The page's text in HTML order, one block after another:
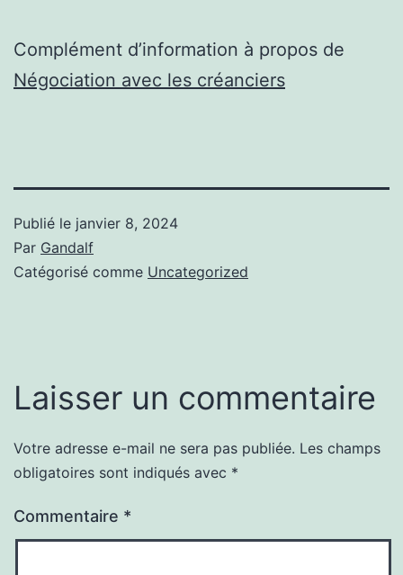
Complément d’information à propos de
Négociation avec les créanciers
Publié le janvier 8, 2024
Par Gandalf
Catégorisé comme Uncategorized
Laisser un commentaire
Votre adresse e-mail ne sera pas publiée. Les champs
obligatoires sont indiqués avec *
Commentaire *